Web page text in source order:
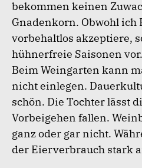
bekommen keinen
Gnadenkorn. Obwohl ich
vorbehaltlos akzeptiere,
hühnerfreie Saisonen
Beim Weingarten kann
nicht einlegen.
schön. Die Tochter lässt
Vorbeigehen fallen.
ganz oder gar nicht.
der Eierverbrauch stark